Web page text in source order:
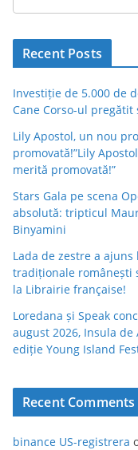
Recent Posts
Investiție de 5.000 de
Cane Corso-ul
Lily Apostol, un nou
promovată!”Lily
merită promovată!”
Stars Gala pe scena
absolută: tripticul
Binyamini
Lada de zestre a
tradiționale românești
la Librairie française!
Loredana și Speak
august 2026, Insula
ediție Young Island
Recent Comments
binance US-registrera